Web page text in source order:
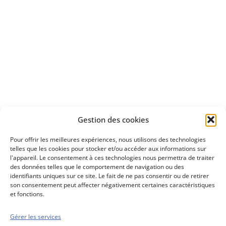
Gestion des cookies
Pour offrir les meilleures expériences, nous utilisons des technologies
telles que les cookies pour stocker et/ou accéder aux informations sur
l'appareil. Le consentement à ces technologies nous permettra de traiter
des données telles que le comportement de navigation ou des
identifiants uniques sur ce site. Le fait de ne pas consentir ou de retirer
son consentement peut affecter négativement certaines caractéristiques
et fonctions.
Gérer les services
Découvrez
Conseils boursiers depuis 1952